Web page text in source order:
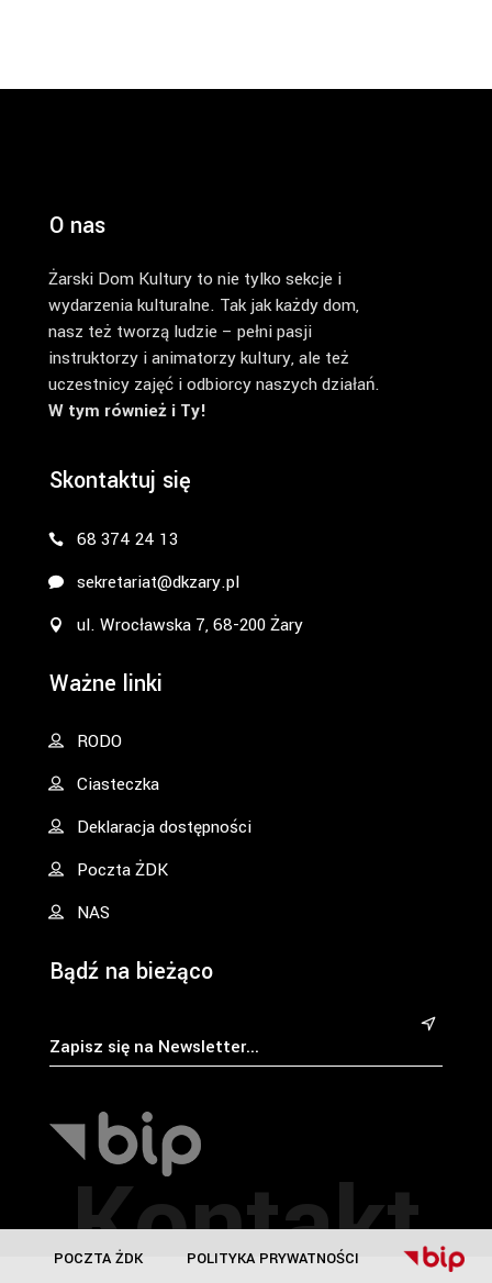
POLITYKA PRYWATNOŚCI
POCZTA ŻDK
Kontakt
O nas
Żarski Dom Kultury to nie tylko sekcje i
wydarzenia kulturalne. Tak jak każdy dom,
nasz też tworzą ludzie – pełni pasji
instruktorzy i animatorzy kultury, ale też
uczestnicy zajęć i odbiorcy naszych działań.
W tym również i Ty!
Skontaktuj się
68 374 24 13
sekretariat@dkzary.pl
ul. Wrocławska 7, 68-200 Żary
Ważne linki
RODO
Ciasteczka
Deklaracja dostępności
Poczta ŻDK
NAS
Bądź na bieżąco
&